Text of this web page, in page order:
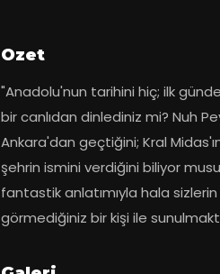
Ozet
"Anadolu'nun tarihini hiç; ilk
bir canlıdan dinlediniz mi? Nuh
Ankara'dan geçtiğini; Kral
şehrin ismini verdiğini biliyor
fantastik anlatımıyla hala
görmediğiniz bir kişi ile